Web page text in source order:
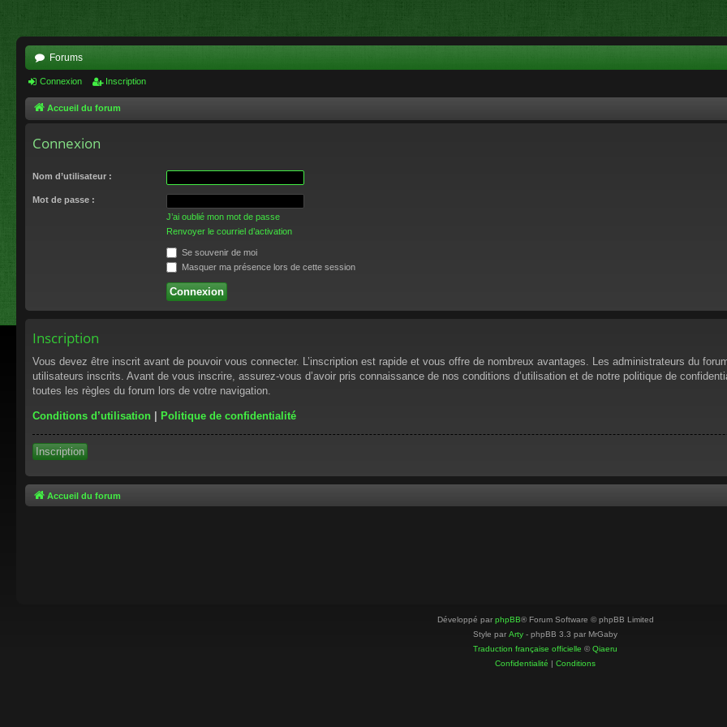
Forums
Connexion Inscription
Accueil du forum
Connexion
Nom d’utilisateur :
Mot de passe :
J’ai oublié mon mot de passe
Renvoyer le courriel d’activation
Se souvenir de moi
Masquer ma présence lors de cette session
Inscription
Vous devez être inscrit avant de pouvoir vous connecter. L’inscription est rapide et vous offre de nombreux avantages. Les administrateurs du
utilisateurs inscrits. Avant de vous inscrire, assurez-vous d’avoir pris connaissance de nos conditions d’utilisation et de notre politique de
toutes les règles du forum lors de votre navigation.
Conditions d’utilisation | Politique de confidentialité
Inscription
Accueil du forum
Développé par phpBB® Forum Software © phpBB Limited
Style par Arty - phpBB 3.3 par MrGaby
Traduction française officielle ©Qiaeru
Confidentialité | Conditions